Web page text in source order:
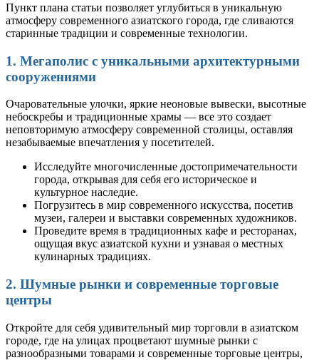
Пункт плана статьи позволяет углубиться в уникальную
атмосферу современного азиатского города, где сливаются
старинные традиции и современные технологии.
1. Мегаполис с уникальными архитектурными
сооружениями
Очаровательные улочки, яркие неоновые вывески, высотные
небоскребы и традиционные храмы — все это создает
неповторимую атмосферу современной столицы, оставляя
незабываемые впечатления у посетителей.
Исследуйте многочисленные достопримечательности
города, открывая для себя его историческое и
культурное наследие.
Погрузитесь в мир современного искусства, посетив
музеи, галереи и выставки современных художников.
Проведите время в традиционных кафе и ресторанах,
ощущая вкус азиатской кухни и узнавая о местных
кулинарных традициях.
2. Шумные рынки и современные торговые
центры
Откройте для себя удивительный мир торговли в азиатском
городе, где на улицах процветают шумные рынки с
разнообразными товарами и современные торговые центры,